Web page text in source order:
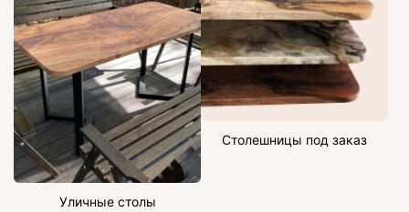
Уличные столы
Столешницы под заказ